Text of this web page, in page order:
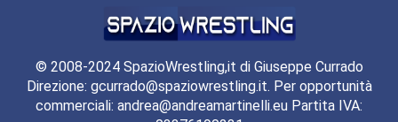
© 2008-2024 SpazioWrestling,it di Giuseppe Currado
Direzione: gcurrado@spaziowrestling.it. Per opportunità
commerciali: andrea@andreamartinelli.eu Partita IVA: